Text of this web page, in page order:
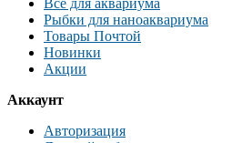
Рыбки для наноаквариума
Товары Почтой
Новинки
Акции
Аккаунт
Авторизация